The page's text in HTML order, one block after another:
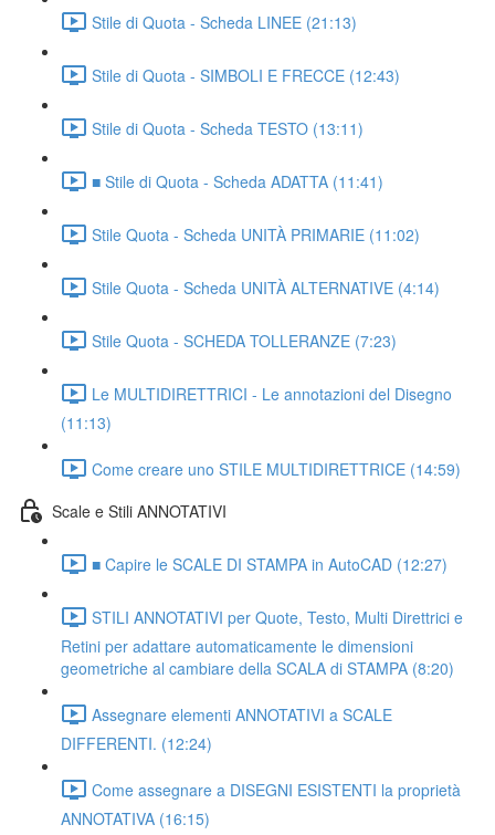
Stile di Quota - Scheda LINEE (21:13)
Stile di Quota - SIMBOLI E FRECCE (12:43)
Stile di Quota - Scheda TESTO (13:11)
■ Stile di Quota - Scheda ADATTA (11:41)
Stile Quota - Scheda UNITÀ PRIMARIE (11:02)
Stile Quota - Scheda UNITÀ ALTERNATIVE (4:14)
Stile Quota - SCHEDA TOLLERANZE (7:23)
Le MULTIDIRETTRICI - Le annotazioni del Disegno
(11:13)
Come creare uno STILE MULTIDIRETTRICE (14:59)
Scale e Stili ANNOTATIVI
■ Capire le SCALE DI STAMPA in AutoCAD (12:27)
STILI ANNOTATIVI per Quote, Testo, Multi Direttrici e
Retini per adattare automaticamente le dimensioni
geometriche al cambiare della SCALA di STAMPA (8:20)
Assegnare elementi ANNOTATIVI a SCALE
DIFFERENTI. (12:24)
Come assegnare a DISEGNI ESISTENTI la proprietà
ANNOTATIVA (16:15)